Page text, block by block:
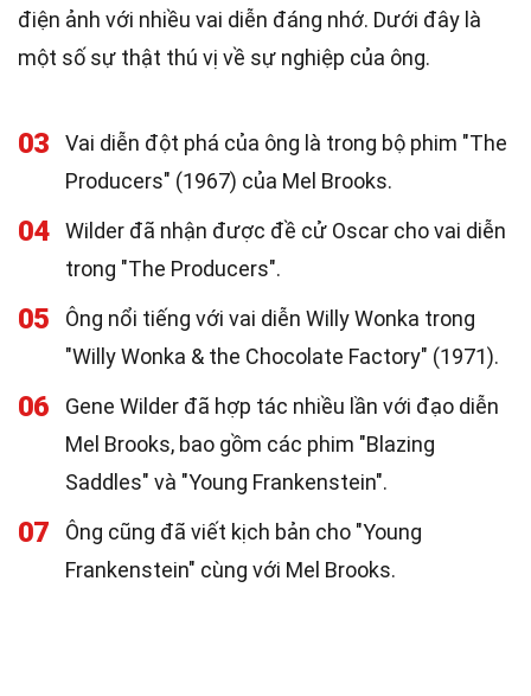
điện ảnh với nhiều vai diễn đáng nhớ. Dưới đây là
một số sự thật thú vị về sự nghiệp của ông.
03
Vai diễn đột phá của ông là trong bộ phim "The
Producers" (1967) của Mel Brooks.
04
Wilder đã nhận được đề cử Oscar cho vai diễn
trong "The Producers".
05
Ông nổi tiếng với vai diễn Willy Wonka trong
"Willy Wonka & the Chocolate Factory" (1971).
06
Gene Wilder đã hợp tác nhiều lần với đạo diễn
Mel Brooks, bao gồm các phim "Blazing
Saddles" và "Young Frankenstein".
07
Ông cũng đã viết kịch bản cho "Young
Frankenstein" cùng với Mel Brooks.